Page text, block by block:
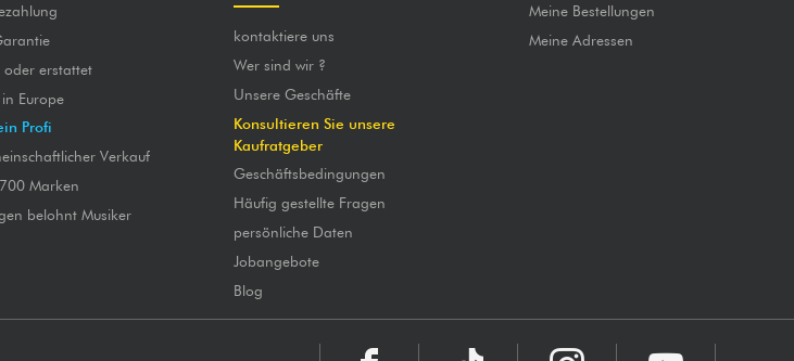
oder erstattet
Europe
Profi
Verkauf
Marken
belohnt Musiker
kontaktiere uns
Wer sind wir ?
Unsere Geschäfte
Konsultieren Sie unsere
Kaufratgeber
Geschäftsbedingungen
Häufig gestellte Fragen
persönliche Daten
Jobangebote
Blog
Meine Bestellungen
Meine Adressen